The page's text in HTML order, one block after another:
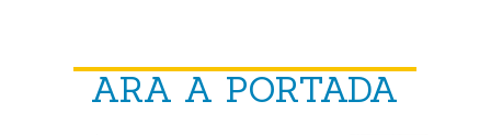
ARA A PORTADA